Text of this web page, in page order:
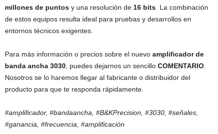
millones de puntos y una resolución de 16 bits . La combinación
de estos equipos resulta ideal para pruebas y desarrollos en
entornos técnicos exigentes.
Para más información o precios sobre el nuevo amplificador de
banda ancha 3030 , puedes dejarnos un sencillo COMENTARIO
Nosotros se lo haremos llegar al fabricante o distribuidor del
producto para que te responda rápidamente.
#amplificador, #bandaancha, #B&KPrecision, #3030, #señales,
#ganancia, #frecuencia, #amplificación